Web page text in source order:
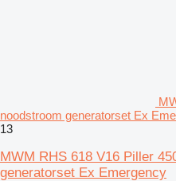
noodstroom generatorset Ex
13
MWM RHS 618 V16 Piller
generatorset Ex Emergency